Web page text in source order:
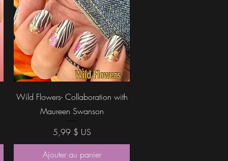
Aperçu rapide
Wild Flowers- Collaboration with
Maureen Swanson
Prix
5,99 $ US
Ajouter au panier